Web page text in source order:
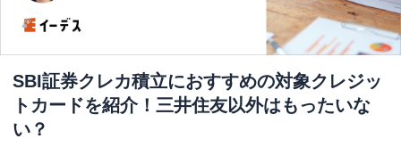
SBI証券クレカ積立におすすめの対象クレジッ
トカードを紹介！三井住友以外はもったいな
い？